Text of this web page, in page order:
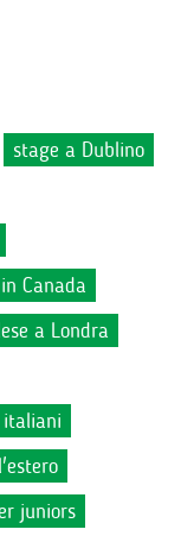
stage a Dublino
Canada
a Londra
juniors